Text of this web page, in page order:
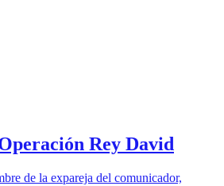
Rey David
de la expareja del comunicador,